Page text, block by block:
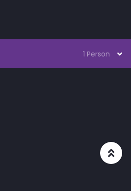
1 Person